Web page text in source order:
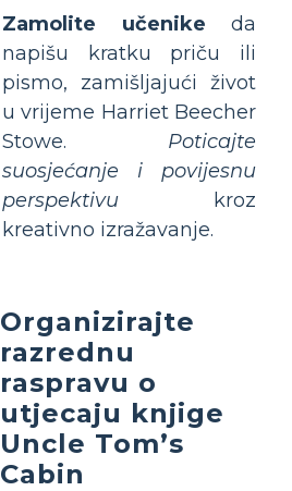
Zamolite učenike da
napišu kratku priču ili
pismo, zamišljajući život
u vrijeme Harriet Beecher
Stowe. Poticajte
suosjećanje i povijesnu
perspektivu kroz
kreativno izražavanje.
Organizirajte
razrednu
raspravu o
utjecaju knjige
Uncle Tom’s
Cabin